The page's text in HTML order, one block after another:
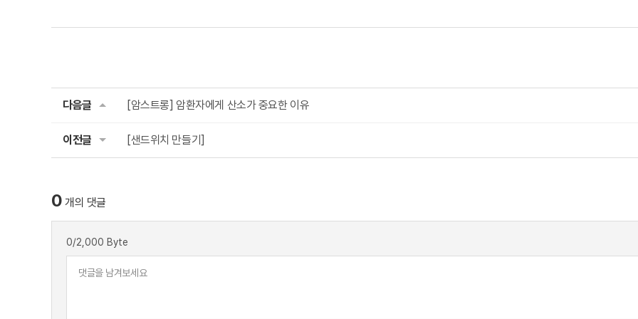
다음글 [암스트롱] 암환자에게 산소가 중요한 이유
이전글 [샌드위치 만들기]
0 개의 댓글
0/2,000 Byte